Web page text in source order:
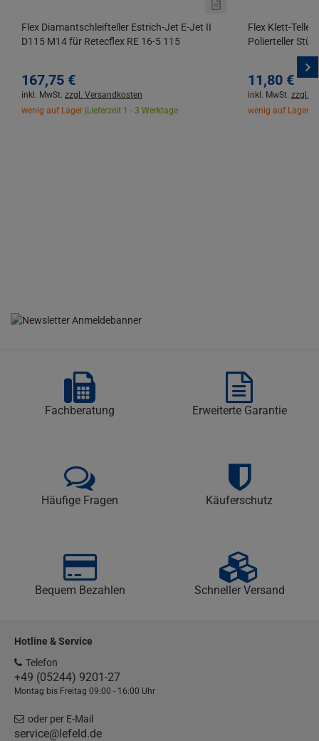
Flex Diamantschleifteller Estrich-Jet E-Jet II
D115 M14 für Retecflex RE 16-5 115
167,75 €
inkl. MwSt. zzgl. Versandkosten
wenig auf Lager | Lieferzeit 1 - 3 Werktage
Flex Klett-
Polierteller
11,80 €
inkl. MwSt. zzgl.
wenig auf Lager |
Fachberatung Erweiterte Garantie
Häufige Fragen Käuferschutz
Bequem Bezahlen Schneller Versand
Hotline & Service
Telefon
+49 (05244) 9201-27
Montag bis Freitag 09:00 - 16:00 Uhr
oder per E-Mail
service@lefeld.de